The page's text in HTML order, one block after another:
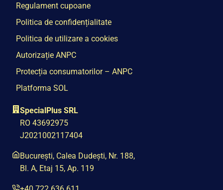
Regulament cupoane
Politica de confidențialitate
Politica de utilizare a cookies
Autorizație ANPC
Protecția consumatorilor – ANPC
Platforma SOL
SpecialPlus SRL
RO 43692975
J2021002117404
București, Calea Dudești, Nr. 188,
Bl. A, Etaj 15, Ap. 119